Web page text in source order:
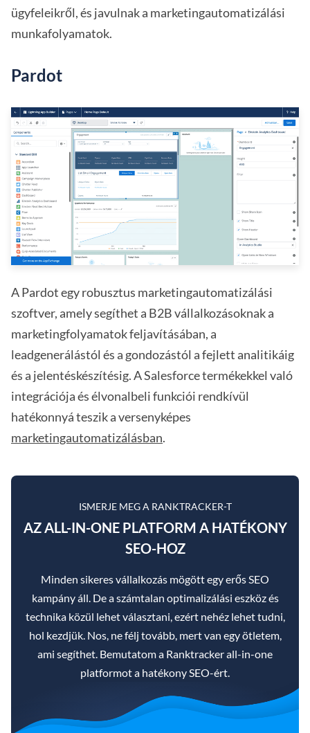
ügyfeleikről, és javulnak a marketingautomatizálási
munkafolyamatok.
Pardot
A Pardot egy robusztus marketingautomatizálási
szoftver, amely segíthet a B2B vállalkozásoknak a
marketingfolyamatok feljavításában, a
leadgenerálástól és a gondozástól a fejlett analitikáig
és a jelentéskészítésig. A Salesforce termékekkel való
integrációja és élvonalbeli funkciói rendkívül
hatékonnyá teszik a versenyképes
marketingautomatizálásban.
ISMERJE MEG A RANKTRACKER-T
AZ ALL-IN-ONE PLATFORM A HATÉKONY
SEO-HOZ
Minden sikeres vállalkozás mögött egy erős SEO
kampány áll. De a számtalan optimalizálási eszköz és
technika közül lehet választani, ezért nehéz lehet tudni,
hol kezdjük. Nos, ne félj tovább, mert van egy ötletem,
ami segíthet. Bemutatom a Ranktracker all-in-one
platformot a hatékony SEO-ért.